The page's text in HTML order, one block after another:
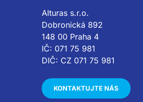
Alturas s.r.o.
Dobronická 892
148 00 Praha 4
IČ: 071 75 981
DIČ: CZ 071 75 981
KONTAKTUJTE NÁS